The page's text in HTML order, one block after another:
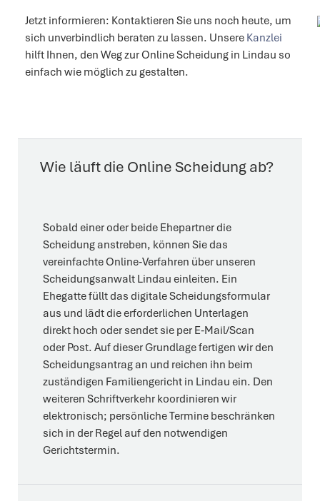
Jetzt informieren: Kontaktieren Sie uns noch heute, um
sich unverbindlich beraten zu lassen. Unsere Kanzlei
hilft Ihnen, den Weg zur Online Scheidung in Lindau so
einfach wie möglich zu gestalten.
Wie läuft die Online Scheidung ab?
Sobald einer oder beide Ehepartner die
Scheidung anstreben, können Sie das
vereinfachte Online‑Verfahren über unseren
Scheidungsanwalt Lindau einleiten. Ein
Ehegatte füllt das digitale Scheidungsformular
aus und lädt die erforderlichen Unterlagen
direkt hoch oder sendet sie per E‑Mail/Scan
oder Post. Auf dieser Grundlage fertigen wir den
Scheidungsantrag an und reichen ihn beim
zuständigen Familiengericht in Lindau ein. Den
weiteren Schriftverkehr koordinieren wir
elektronisch; persönliche Termine beschränken
sich in der Regel auf den notwendigen
Gerichtstermin.